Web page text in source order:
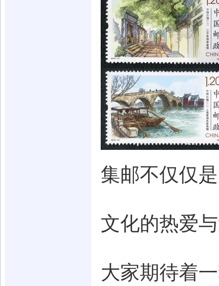
集邮不仅仅
文化的热爱
大家期待着